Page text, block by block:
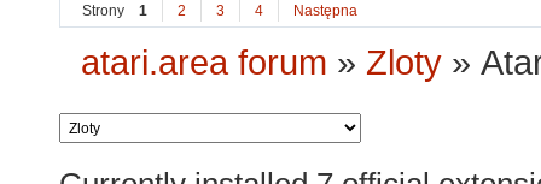
Strony 1 2 3 4 Następna
atari.area forum » Zloty »